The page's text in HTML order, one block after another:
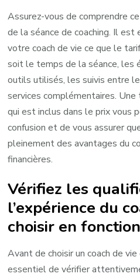
Assurez-vous de comprendre
de la séance de coaching. Il
votre coach de vie ce que le
soit le temps de la séance, les
outils utilisés, les suivis entre
services complémentaires.
qui est inclus dans le prix vous
confusion et de vous assurer
pleinement des avantages du
financières.
Vérifiez les
l’expérience du
choisir en
Avant de choisir un coach de
essentiel de vérifier